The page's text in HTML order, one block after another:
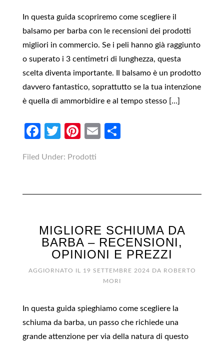
In questa guida scopriremo come scegliere il
balsamo per barba con le recensioni dei prodotti
migliori in commercio. Se i peli hanno già raggiunto
o superato i 3 centimetri di lunghezza, questa
scelta diventa importante. Il balsamo è un prodotto
davvero fantastico, soprattutto se la tua intenzione
è quella di ammorbidire e al tempo stesso […]
Facebook
Twitter
Pinterest
Email
Filed Under: Prodotti
MIGLIORE SCHIUMA DA
BARBA – RECENSIONI,
OPINIONI E PREZZI
AGGIORNATO IL 19 SETTEMBRE 2024 DA ROBERTO
MORI
In questa guida spieghiamo come scegliere la
schiuma da barba, un passo che richiede una
grande attenzione per via della natura di questo